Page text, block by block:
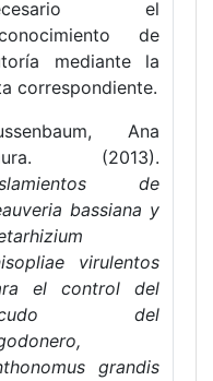
el
de
mediante la
correspondiente.
Ana
(2013).
de
bassiana y
virulentos
el control del
del
grandis